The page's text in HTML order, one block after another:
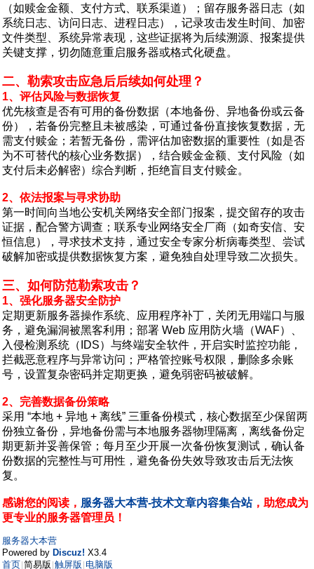
（如赎金金额、支付方式、联系渠道）；留存服务器日志（如
系统日志、访问日志、进程日志），记录攻击发生时间、加密
文件类型、系统异常表现，这些证据将为后续溯源、报案提供
关键支撑，切勿随意重启服务器或格式化硬盘。
二、勒索攻击应急后后续如何处理？
1、评估风险与数据恢复
优先核查是否有可用的备份数据（本地备份、异地备份或云备
份），若备份完整且未被感染，可通过备份直接恢复数据，无
需支付赎金；若暂无备份，需评估加密数据的重要性（如是否
为不可替代的核心业务数据），结合赎金金额、支付风险（如
支付后未必解密）综合判断，拒绝盲目支付赎金。
2、依法报案与寻求协助
第一时间向当地公安机关网络安全部门报案，提交留存的攻击
证据，配合警方调查；联系专业网络安全厂商（如奇安信、安
恒信息），寻求技术支持，通过安全专家分析病毒类型、尝试
破解加密或提供数据恢复方案，避免独自处理导致二次损失。
三、如何防范勒索攻击？
1、强化服务器安全防护
定期更新服务器操作系统、应用程序补丁，关闭无用端口与服
务，避免漏洞被黑客利用；部署 Web 应用防火墙（WAF）、
入侵检测系统（IDS）与终端安全软件，开启实时监控功能，
拦截恶意程序与异常访问；严格管控账号权限，删除多余账
号，设置复杂密码并定期更换，避免弱密码被破解。
2、完善数据备份策略
采用 “本地 + 异地 + 离线” 三重备份模式，核心数据至少保留两
份独立备份，异地备份需与本地服务器物理隔离，离线备份定
期更新并妥善保管；每月至少开展一次备份恢复测试，确认备
份数据的完整性与可用性，避免备份失效导致攻击后无法恢
复。
感谢您的阅读， 服务器大本营-技术文章内容集合站，助您成为
更专业的服务器管理员！
服务器大本营
Powered by Discuz! X3.4
首页 简易版 触屏版 电脑版